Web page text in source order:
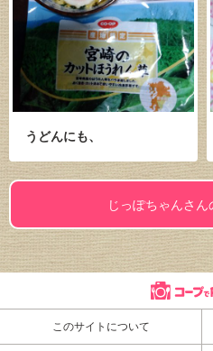
うどんにも、
じっぽちゃんさ
このサイトについて